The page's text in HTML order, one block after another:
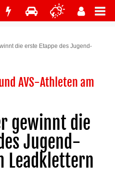
die erste Etappe des Jugend-
AVS-Athleten am
gewinnt die
Jugend-
Leadklettern